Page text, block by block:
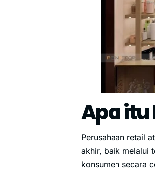
Apa itu
Perusahaan retail
akhir, baik melalui
konsumen secara